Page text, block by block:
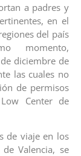
a padres y
en el
del país
momento,
diciembre de
las cuales no
de permisos
Center de
de viaje en los
Valencia, se